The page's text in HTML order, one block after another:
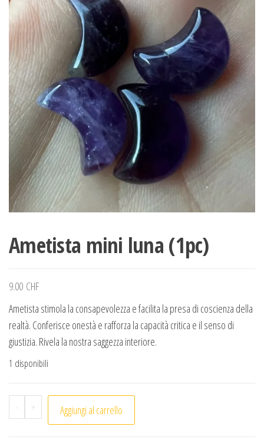
Ametista mini luna (1pc)
9.00 CHF
Ametista stimola la consapevolezza e facilita la presa di coscienza della
realtà. Conferisce onestà e rafforza la capacità critica e il senso di
giustizia. Rivela la nostra saggezza interiore.
1 disponibili
- Ametista mini luna (1pc) quantità
+ Aggiungi al carrello